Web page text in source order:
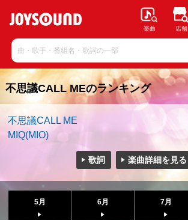
楽曲 店舗
不思議CALL MEのランキング
不思議CALL ME
MIQ(MIO)
歌詞 楽曲詳細を見る
5月 6月 7月